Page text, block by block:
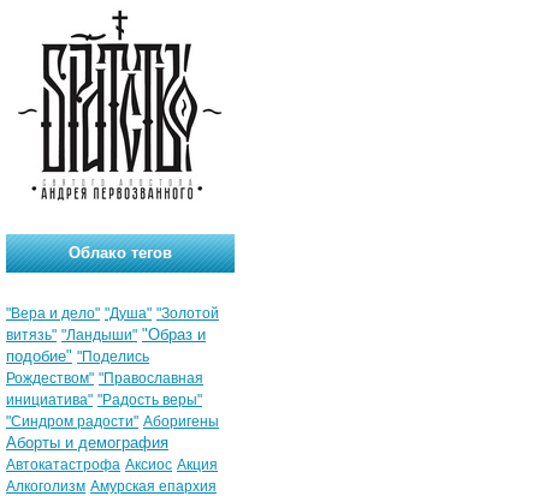
Облако тегов
"Вера и дело" "Душа" "Золотой
витязь" "Ландыши" "Образ и
подобие" "Поделись
Рождеством" "Православная
инициатива" "Радость веры"
"Синдром радости" Аборигены
Аборты и демография
Автокатастрофа Аксиос Акция
Алкоголизм Амурская епархия